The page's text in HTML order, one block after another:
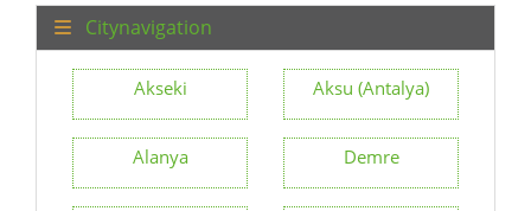
Citynavigation
Akseki Aksu (Antalya)
Alanya Demre